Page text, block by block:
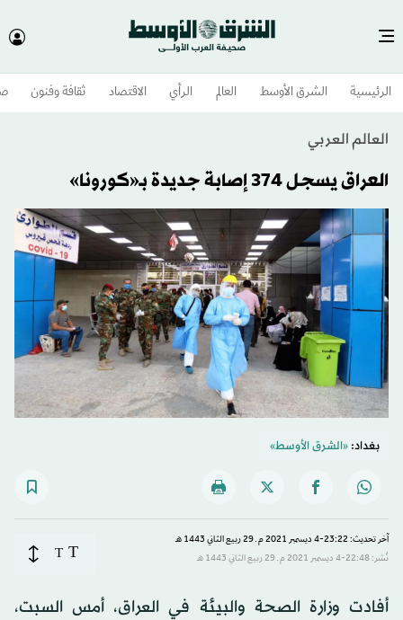
الرئيسية الشرق الأوسط​ العالم الرأي الاقتصاد ثقافة وفنون
العالم العربي
العراق يسجل 374 إصابة جديدة بـ«كورونا»
بغداد:«الشرق الأوسط»
آخر تحديث: 23:22-4 ديسمبر 2021 م ـ 29 ربيع الثاني 1443 هـ
نُشر: 22:48-4 ديسمبر 2021 م ـ 29 ربيع الثاني 1443 هـ
T
T
أفادت وزارة الصحة والبيئة في العراق، أمس السبت،